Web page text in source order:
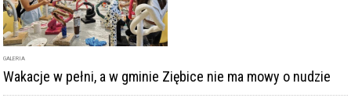
GALERIA
Wakacje w pełni, a w gminie Ziębice nie ma mowy o nudzie